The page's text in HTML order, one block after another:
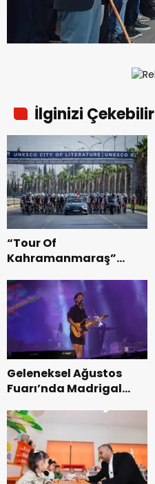
İlginizi Çekebilir
“Tour Of
Kahramanmaraş”
Bisikleti Turnuvası
Tamamlandı.
Geleneksel Ağustos
Fuarı’nda Madrigal